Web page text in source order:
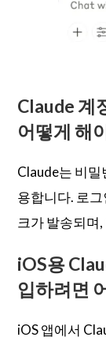
Claude 계
어떻게 해
Claude는 비밀
용합니다. 로
크가 발송되며
iOS용
입하려면
iOS 앱에서